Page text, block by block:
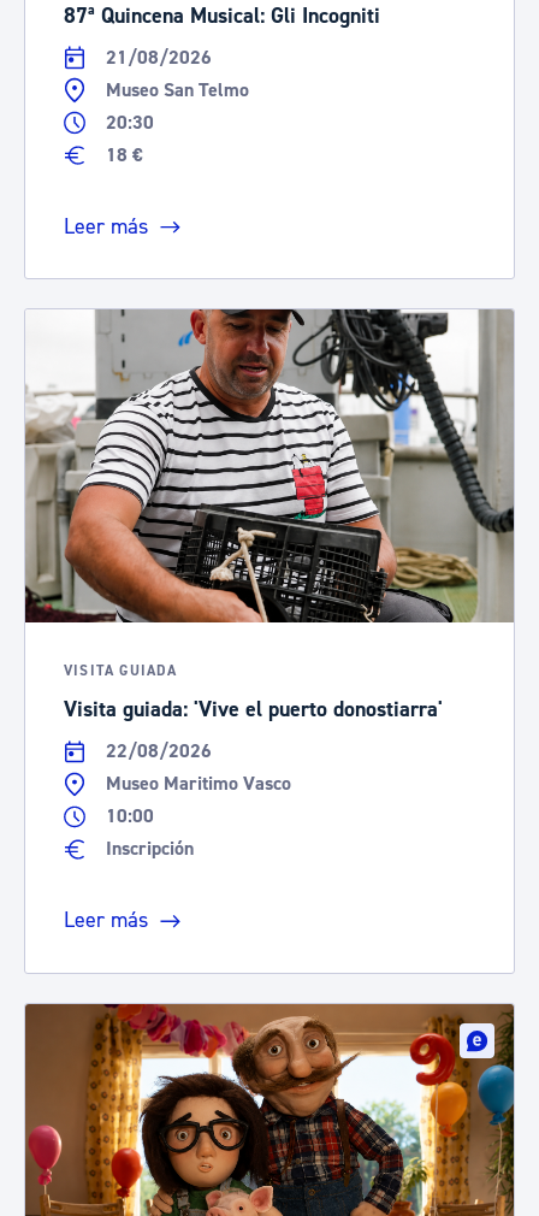
87ª Quincena Musical: Gli Incogniti
21/08/2026
Museo San Telmo
20:30
18 €
Leer más
VISITA GUIADA
Visita guiada: 'Vive el puerto donostiarra'
22/08/2026
Museo Maritimo Vasco
10:00
Inscripción
Leer más